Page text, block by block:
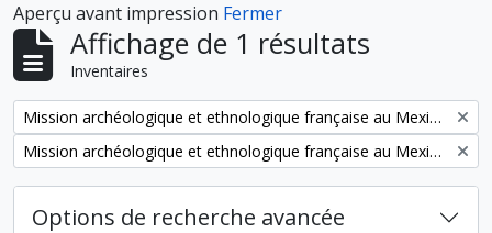
Aperçu avant impression Fermer
Affichage de 1 résultats
Inventaires
Remove filter:
Mission archéologique et ethnologique française au Mexique
Remove filter:
Mission archéologique et ethnologique française au Mexique
Options de recherche avancée